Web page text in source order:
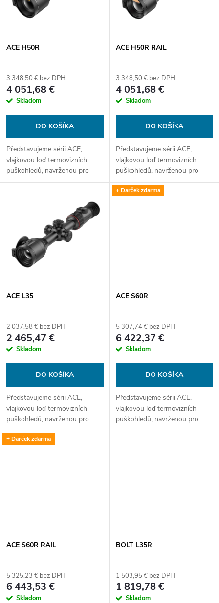
n
e
p
r
d
u
o
s
r
o
d
u
k
v
ACE H50R
3 348,50 € bez DPH
4 051,68 €
Skladom
DO KOŠÍKA
Představujeme sérii ACE,
vlajkovou loď termovizních
puškohledů, navrženou pro
všechny lovecké situace.
laserovým dálkoměrem a...
ACE H50R RAIL
3 348,50 € bez DPH
4 051,68 €
Skladom
DO KOŠÍKA
Představujeme sérii ACE,
vlajkovou loď termovizních
puškohledů, navrženou pro
všechny lovecké situace.
Vybavena novým senzorem 2.
ACE L35
2 037,58 € bez DPH
2 465,47 €
Skladom
DO KOŠÍKA
Představujeme sérii ACE,
vlajkovou loď termovizních
puškohledů, navrženou pro
všechny lovecké situace.
Vybavena novým senzorem 2.
+ Darček zdarma
ACE S60R
5 307,74 € bez DPH
6 422,37 €
Skladom
DO KOŠÍKA
Představujeme sérii ACE,
vlajkovou loď termovizních
puškohledů, navrženou pro
všechny lovecké situace.
+ Darček zdarma
ACE S60R RAIL
5 325,23 € bez DPH
6 443,53 €
Skladom
BOLT L35R
1 503,95 € bez DPH
1 819,78 €
Skladom